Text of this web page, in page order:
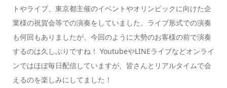
トやライブ、東京都主催のイベントやオリンピックに向けた企
業様の祝賀会等での演奏をしていました。ライブ形式での演奏
も何回もありましたが、今回のように大勢のお客様の前で演奏
するのは久しぶりですね！ YoutubeやLINEライブなどオンライ
ンではほぼ毎日配信していますが、皆さんとリアルタイムで会
えるのを楽しみにしてました！